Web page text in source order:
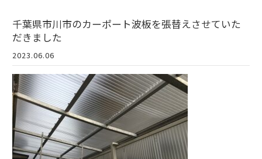
千葉県市川市のカーポート波板を張替えさせていた
だきました
2023.06.06